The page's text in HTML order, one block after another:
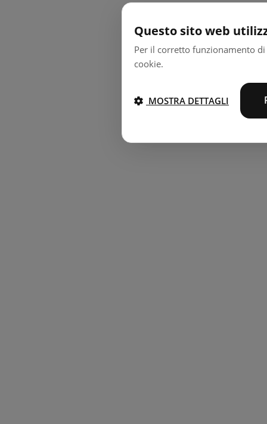
Questo sito web
Per il corretto funzionamento
cookie.
MOSTRA DETTAGLI